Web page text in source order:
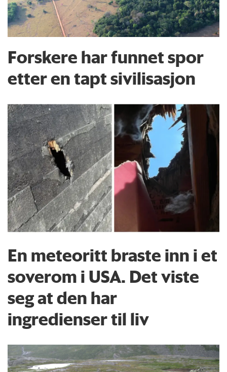
Forskere har funnet spor
etter en tapt sivilisasjon
En meteoritt braste inn i et
soverom i USA. Det viste
seg at den har
ingredienser til liv